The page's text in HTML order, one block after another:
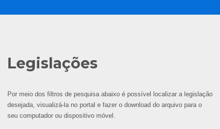
Legislações
Por meio dos filtros de pesquisa abaixo é possível localizar a legislação
desejada, visualizá-la no portal e fazer o download do arquivo para o
seu computador ou dispositivo móvel.